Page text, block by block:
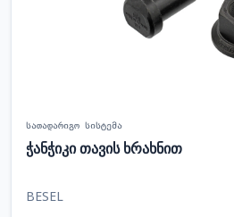
სათადარიგო სისტემა
ჭანჭიკი თავის ხრახნით
BESEL